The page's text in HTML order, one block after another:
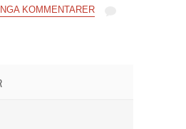
INGA KOMMENTARER